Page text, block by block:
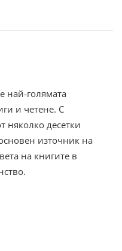
най-голямата
и четене. С
няколко десетки
източник на
на книгите в